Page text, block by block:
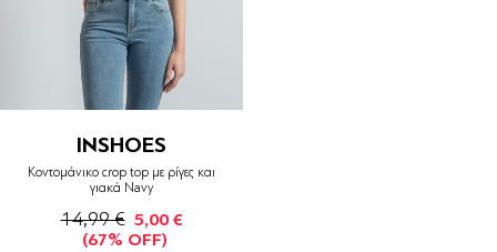
INSHOES
Κοντομάνικο crop top με ρίγες και
γιακά Navy
14,99 € 5,00 €
(67% OFF)